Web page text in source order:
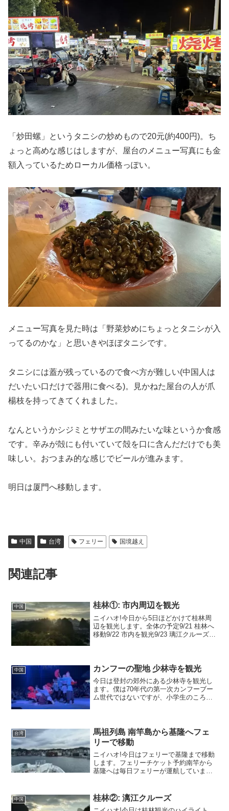
「炒田螺」というタニシの炒めもので20元(約400円)。ち
ょっと高めな感じはしますが、屋台のメニュー写真にも金
額入っているためローカル価格っぽい。
メニュー写真を見た時は「野菜炒めにちょっとタニシが入
ってるのかな」と思いきやほぼタニシです。
タニシには蓋が残っているので食べ方が難しい(中国人は
だいたい口だけで器用に食べる)。見かねた屋台の人が爪
楊枝を持ってきてくれました。
なんというかシジミとサザエの間みたいな味というか食感
です。辛みが殻にも付いていて殻を口に含んだだけでも美
味しい。おつまみ的な感じでビールが進みます。
明日は厦門へ移動します。
中国 台湾 フェリー 国境越え
関連記事
中国 桂林①: 市内周辺を観光
ニイハオ!今日から5日ほどかけて桂林周
辺を観光します。全体の予定9/21 桂林へ
移動9/22 市内を観光9/23 璃江クルーズ
中国 カンフーの聖地 少林寺を観光
今日は登封の郊外にある少林寺を観光し
ます。僕は70年代の第一次カンフーブー
ム世代ではないですが、小学生のころ休
えば空手か少林寺拳法か...
台湾
馬祖列島 南竿島から基隆へフェ
リーで移動
ニイハオ!今日はフェリーで基隆まで移動
します。フェリーチケット予約南竿から
基隆へは毎日フェリーが運航していま
に日替わりの運航になっています。先馬
後東: 南竿-東引-基隆...
中国 桂林②: 漓江クルーズ